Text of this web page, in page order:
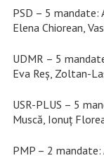
PSD – 5 mandate:
Elena Chiorean,
UDMR – 5
Eva Reș, Zoltan-
USR-PLUS – 5
Muscă, Ionuț
PMP – 2 mandate: